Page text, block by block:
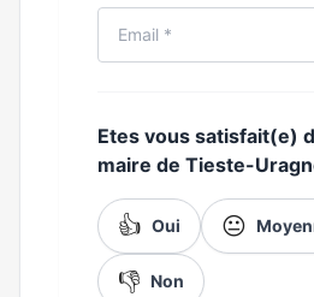
Etes vous satisfait(e)
maire de Tieste-
👍 Oui 😐
👎 Non